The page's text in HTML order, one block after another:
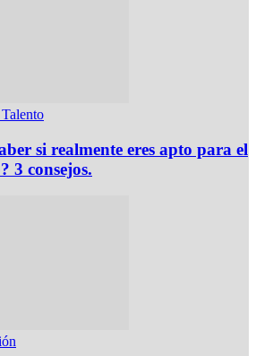
si realmente eres apto para el
3 consejos.